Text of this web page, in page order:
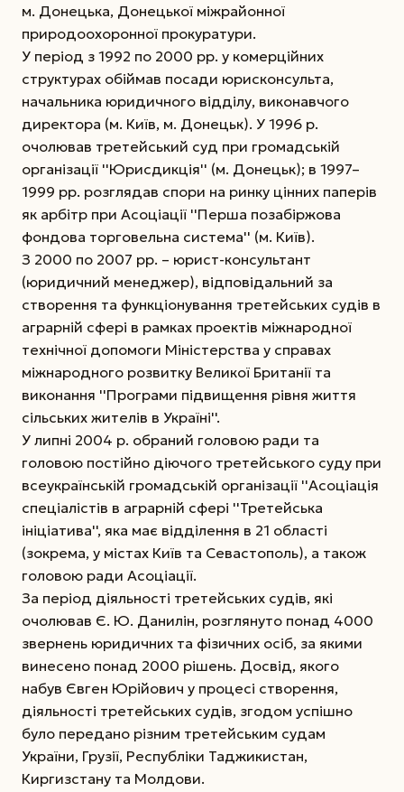
м. Донецька, Донецької міжрайонної
природоохоронної прокуратури.
У період з 1992 по 2000 рр. у комерційних
структурах обіймав посади юрисконсульта,
начальника юридичного відділу, виконавчого
директора (м. Київ, м. Донецьк). У 1996 р.
очолював третейський суд при громадській
організації ''Юрисдикція'' (м. Донецьк); в 1997–
1999 рр. розглядав спори на ринку цінних паперів
як арбітр при Асоціації ''Перша позабіржова
фондова торговельна система'' (м. Київ).
З 2000 по 2007 рр. – юрист-консультант
(юридичний менеджер), відповідальний за
створення та функціонування третейських судів в
аграрній сфері в рамках проектів міжнародної
технічної допомоги Міністерства у справах
міжнародного розвитку Великої Британії та
виконання ''Програми підвищення рівня життя
сільських жителів в Україні''.
У липні 2004 р. обраний головою ради та
головою постійно діючого третейського суду при
всеукраїнській громадській організації ''Асоціація
спеціалістів в аграрній сфері ''Третейська
ініціатива'', яка має відділення в 21 області
(зокрема, у містах Київ та Севастополь), а також
головою ради Асоціації.
За період діяльності третейських судів, які
очолював Є. Ю. Данилін, розглянуто понад 4000
звернень юридичних та фізичних осіб, за якими
винесено понад 2000 рішень. Досвід, якого
набув Євген Юрійович у процесі створення,
діяльності третейських судів, згодом успішно
було передано різним третейським судам
України, Грузії, Республіки Таджикистан,
Киргизстану та Молдови.